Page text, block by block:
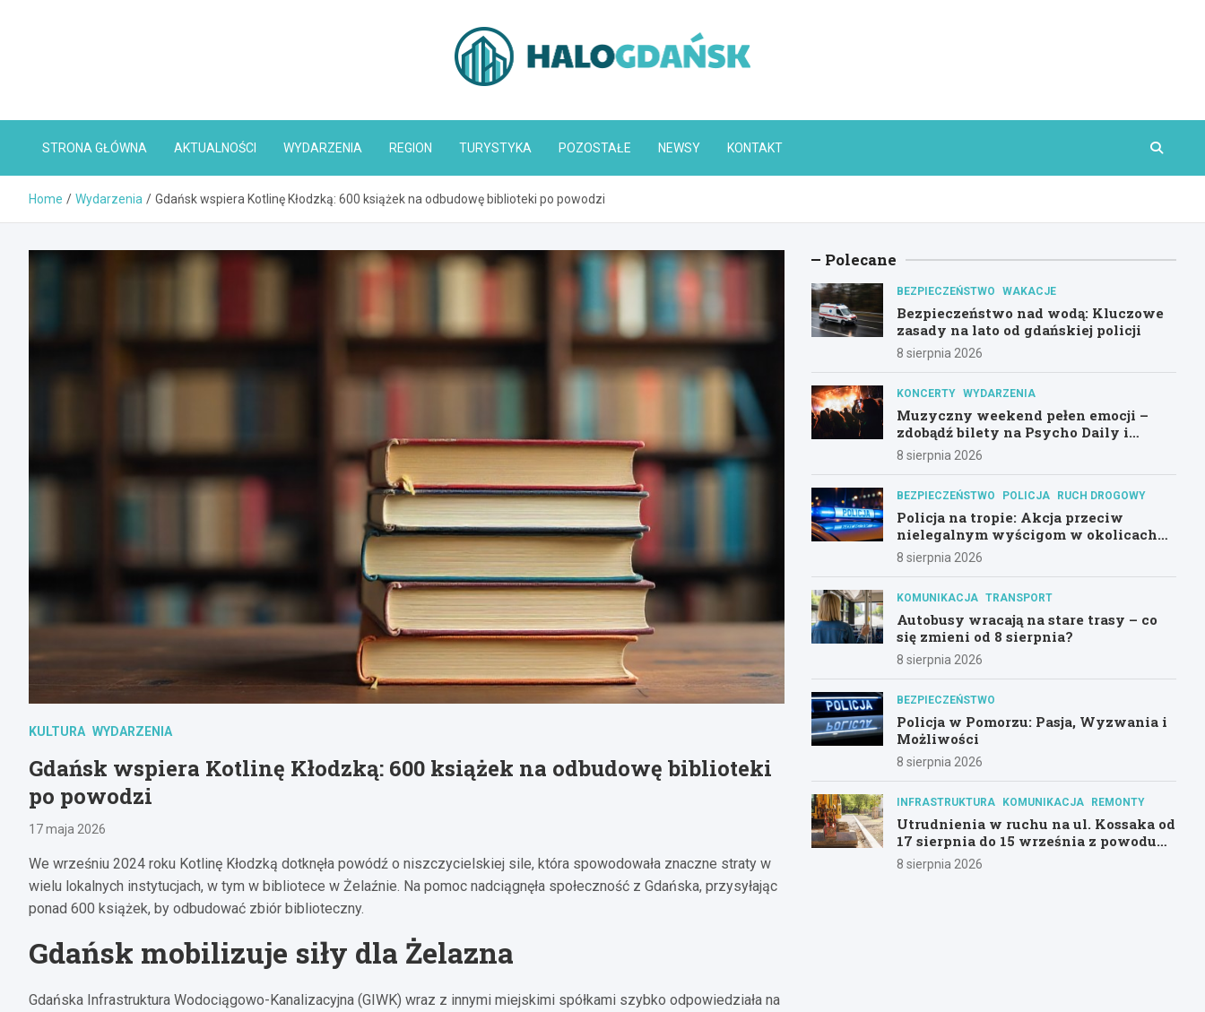
HaloGdańsk.pl
STRONA GŁÓWNA AKTUALNOŚCI WYDARZENIA REGION TURYSTYKA POZOSTAŁE NEWSY KONTAKT
Home Wydarzenia Gdańsk wspiera Kotlinę Kłodzką: 600 książek na odbudowę biblioteki po powodzi
KULTURA WYDARZENIA
Gdańsk wspiera Kotlinę Kłodzką: 600 książek na odbudowę biblioteki
po powodzi
17 maja 2026
We wrześniu 2024 roku Kotlinę Kłodzką dotknęła powódź o niszczycielskiej sile, która spowodowała znaczne straty w
wielu lokalnych instytucjach, w tym w bibliotece w Żelaźnie. Na pomoc nadciągnęła społeczność z Gdańska, przysyłając
ponad 600 książek, by odbudować zbiór biblioteczny.
Gdańsk mobilizuje siły dla Żelazna
Gdańska Infrastruktura Wodociągowo-Kanalizacyjna (GIWK) wraz z innymi miejskimi spółkami szybko odpowiedziała na
Polecane
BEZPIECZEŃSTWO WAKACJE
Bezpieczeństwo nad wodą: Kluczowe
zasady na lato od gdańskiej policji
8 sierpnia 2026
KONCERTY WYDARZENIA
Muzyczny weekend pełen emocji –
zdobądź bilety na Psycho Daily i
Alternatywny Las!
8 sierpnia 2026
BEZPIECZEŃSTWO POLICJA RUCH DROGOWY
Policja na tropie: Akcja przeciw
nielegalnym wyścigom w okolicach
Hali Olivia
8 sierpnia 2026
KOMUNIKACJA TRANSPORT
Autobusy wracają na stare trasy – co
się zmieni od 8 sierpnia?
8 sierpnia 2026
BEZPIECZEŃSTWO
Policja w Pomorzu: Pasja, Wyzwania i
Możliwości
8 sierpnia 2026
INFRASTRUKTURA KOMUNIKACJA REMONTY
Utrudnienia w ruchu na ul. Kossaka od
17 sierpnia do 15 września z powodu
modernizacji
8 sierpnia 2026